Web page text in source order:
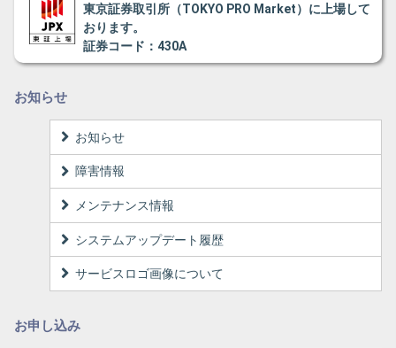
東京証券取引所（TOKYO PRO Market）に上場して
おります。
証券コード：430A
お知らせ
お知らせ
障害情報
メンテナンス情報
システムアップデート履歴
サービスロゴ画像について
お申し込み